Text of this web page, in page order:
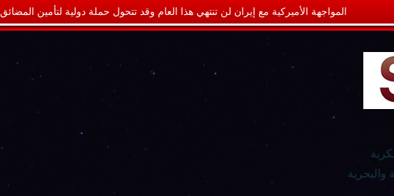
المواجهة الأميركية مع إيران لن تنتهي هذا العام وقد تتحول حملة دولية لتأمين المضائق
والبحرية